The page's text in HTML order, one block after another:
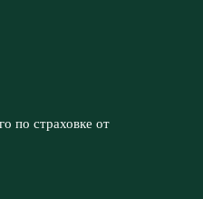
по страховке от